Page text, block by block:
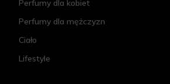
Perfumy dla kobiet
Perfumy dla mężczyzn
Ciało
Lifestyle